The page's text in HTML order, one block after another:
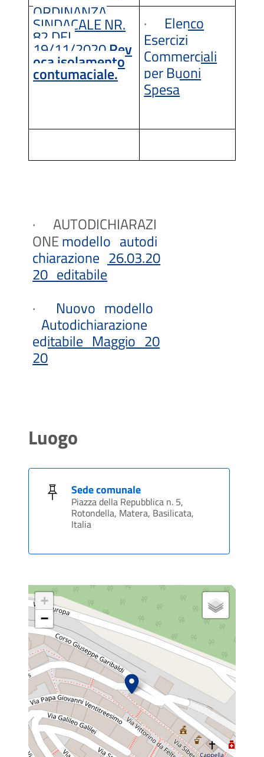
ORDINANZA
SINDACALE NR.
82 DEL
19/11/2020Rev
oca isolamento
contumaciale.
· Elenco
Esercizi
Commerciali
per Buoni
Spesa
·
AUTODICHIARAZI
ONEmodello_autodi
chiarazione_26.03.20
20_editabile
·
Nuovo_modello
_Autodichiarazione_
editabile_Maggio_20
20
Luogo
Sede comunale
Piazza della Repubblica n. 5,
Rotondella, Matera, Basilicata,
Italia
+
−